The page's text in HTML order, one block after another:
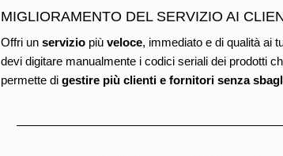
MIGLIORAMENTO DEL SERVIZIO AI
Offri un servizio più veloce, immediato e di qualità ai
devi digitare manualmente i codici seriali dei prodotti
permette di gestire più clienti e fornitori senza